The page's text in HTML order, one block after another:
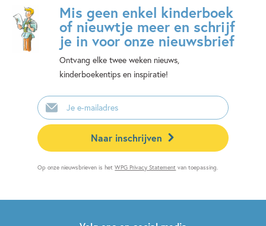
Mis geen enkel kinderboek
of nieuwtje meer en schrijf
je in voor onze nieuwsbrief
Ontvang elke twee weken nieuws,
kinderboekentips en inspiratie!
E-
mailadres
Naar inschrijven
Op onze nieuwsbrieven is hetWPG Privacy Statement van toepassing.